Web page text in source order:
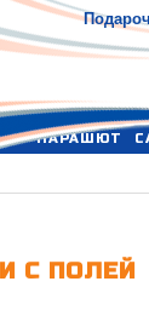
ПАРАШЮТ
С ПОЛЕЙ